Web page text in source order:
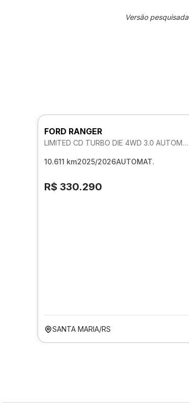
Versão pesquisada
FORD RANGER
LIMITED CD TURBO DIE 4WD 3.0 AUTOMATICO
10.611 km2025/2026AUTOMAT.
R$ 330.290
SANTA MARIA/RS